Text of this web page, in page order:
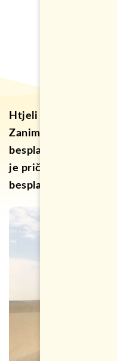
Htjeli biste da
Zanima Vas kako
besplatno? Želite da
je priča o tome kako
besplatno.